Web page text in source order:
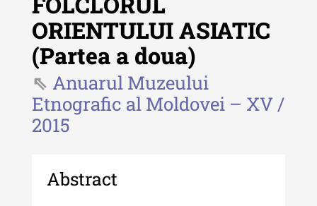
Revista "Cercetări istorice" - XLIV
- 2025
Revista "Cercetări istorice" - XLIII
- 2024
Revista "Cercetări istorice" - XLII -
2023
Buletinul ”Ioan Neculce” al Muzeului
ORIENTULUI ASIATIC
(Partea a doua)
Anuarul Muzeului
Etnografic al Moldovei – XV /
2015
Abstract